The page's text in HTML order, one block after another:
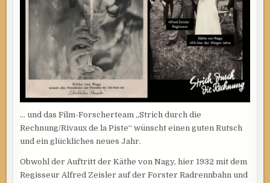
… und das Film-Forscherteam „Strich durch die
Rechnung/Rivaux de la Piste“ wünscht einen guten Rutsch
und ein glückliches neues Jahr.
Obwohl der Auftritt der Käthe von Nagy, hier 1932 mit dem
Regisseur Alfred Zeisler auf der Forster Radrennbahn und